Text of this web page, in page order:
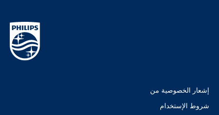
إشعار الخصوصية من
شروط الإستخدام